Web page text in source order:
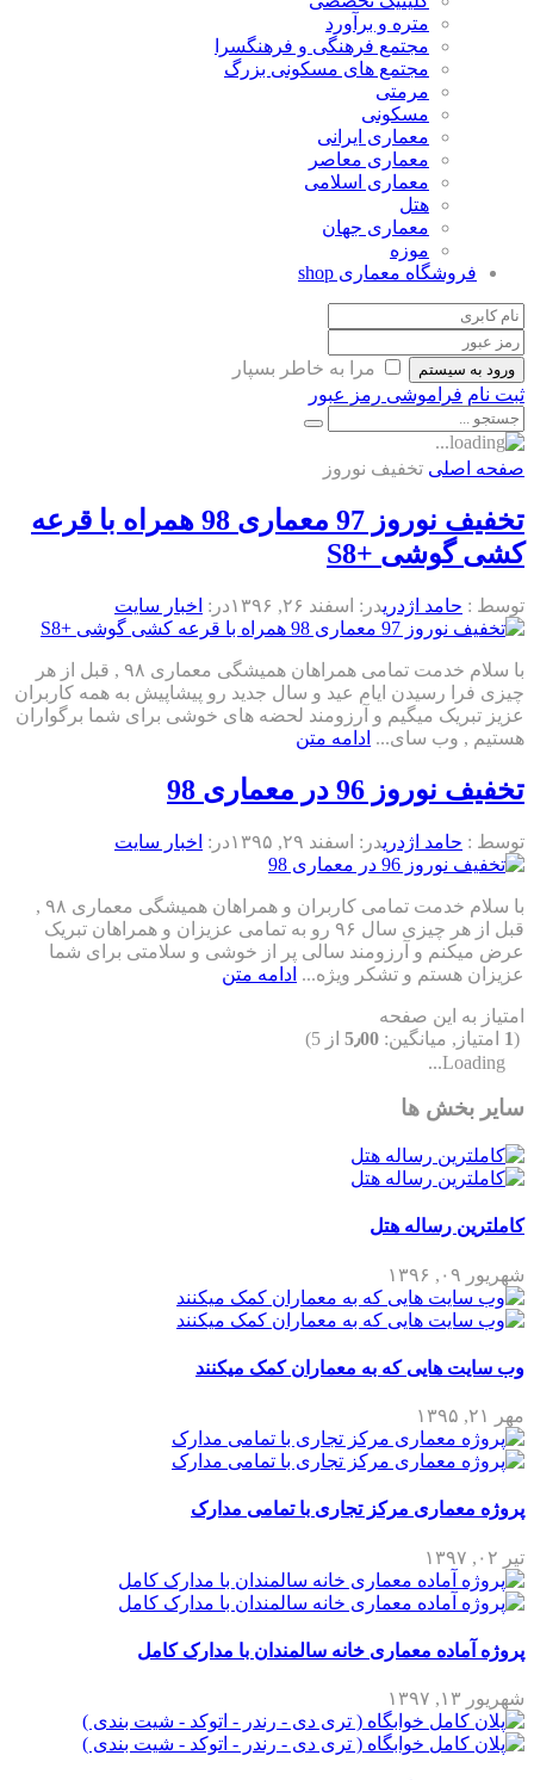
متره و برآورد
مجتمع فرهنگی و فرهنگسرا
مجتمع های مسکونی بزرگ
مرمتی
مسکونی
معماری ایرانی
معماری معاصر
معماری اسلامی
هتل
معماری جهان
موزه
فروشگاه معماری shop
ورود به سیستم
مرا به خاطر بسپار
ثبت نام فراموشی رمز عبور
صفحه اصلی تخفیف نوروز
تخفیف نوروز 97 معماری 98 همراه با قرعه
کشی گوشی +S8
توسط : حامد اژدریدر: اسفند ۲۶, ۱۳۹۶ در: اخبار سایت
با سلام خدمت تمامی همراهان همیشگی معماری ۹۸ , قبل از هر
چیزی فرا رسیدن ایام عید و سال جدید رو پیشاپیش به همه کاربران
عزیز تبریک میگیم و آرزومند لحضه های خوشی برای شما برگواران
هستیم , وب سای... ادامه متن
تخفیف نوروز 96 در معماری 98
توسط : حامد اژدریدر: اسفند ۲۹, ۱۳۹۵ در: اخبار سایت
با سلام خدمت تمامی کاربران و همراهان همیشگی معماری ۹۸ ,
قبل از هر چیزی سال ۹۶ رو به تمامی عزیزان و همراهان تبریک
عرض میکنم و آرزومند سالی پر از خوشی و سلامتی برای شما
عزیزان هستم و تشکر ویژه... ادامه متن
امتیاز به این صفحه
(
1 امتیاز, میانگین: 5٫00 از 5)
Loading...
سایر بخش ها
کاملترین رساله هتل
شهریور ۰۹, ۱۳۹۶
وب سایت هایی که به معماران کمک میکنند
مهر ۲۱, ۱۳۹۵
پروژه معماری مرکز تجاری با تمامی مدارک
تیر ۰۲, ۱۳۹۷
پروژه آماده معماری خانه سالمندان با مدارک کامل
شهریور ۱۳, ۱۳۹۷